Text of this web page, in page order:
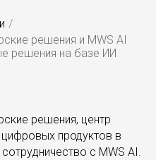
/
решения и MWS AI
решения на базе ИИ
решения, центр
продуктов в
с MWS AI.